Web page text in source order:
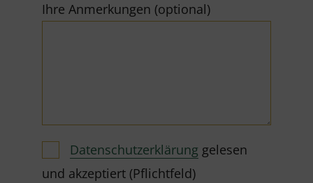
Ihre Anmerkungen (optional)
Datenschutzerklärung gelesen
und akzeptiert (Pflichtfeld)